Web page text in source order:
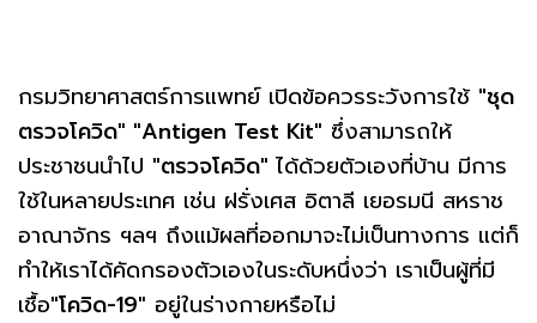
กรมวิทยาศาสตร์การแพทย์ เปิดข้อควรระวังการใช้ "ชุด
ตรวจโควิด" "Antigen Test Kit" ซึ่งสามารถให้
ประชาชนนำไป "ตรวจโควิด" ได้ด้วยตัวเองที่บ้าน มีการ
ใช้ในหลายประเทศ เช่น ฝรั่งเศส อิตาลี เยอรมนี สหราช
อาณาจักร ฯลฯ ถึงแม้ผลที่ออกมาจะไม่เป็นทางการ แต่ก็
ทำให้เราได้คัดกรองตัวเองในระดับหนึ่งว่า เราเป็นผู้ที่มี
เชื้อ"โควิด-19" อยู่ในร่างกายหรือไม่